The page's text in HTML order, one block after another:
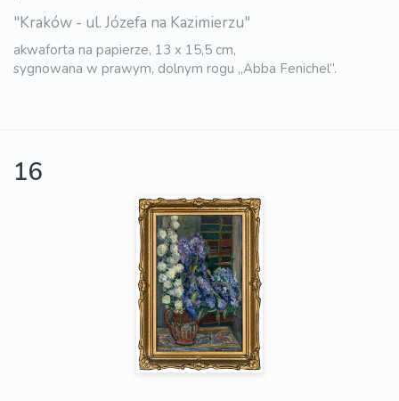
"Kraków - ul. Józefa na Kazimierzu"
akwaforta na papierze, 13 x 15,5 cm,
sygnowana w prawym, dolnym rogu „Abba Fenichel”.
16